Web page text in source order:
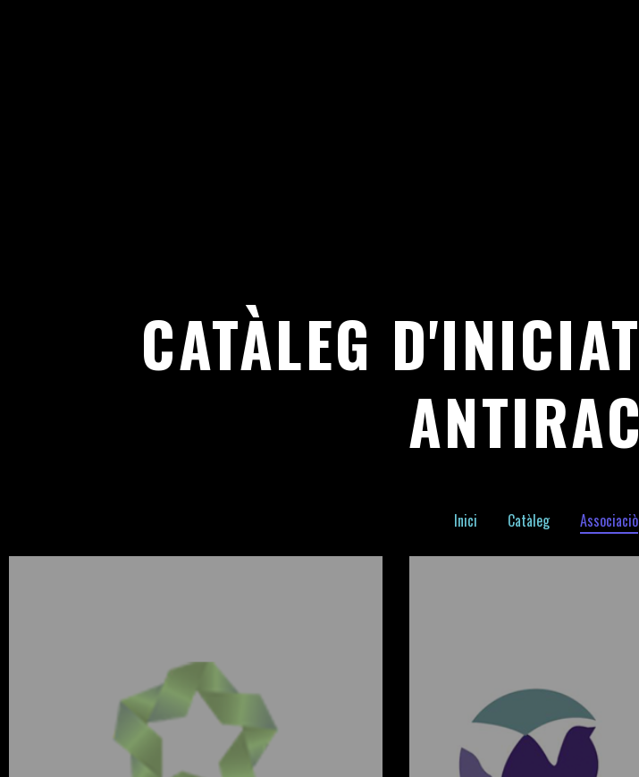
CATÀLEG
Inici Catàleg Associaciò